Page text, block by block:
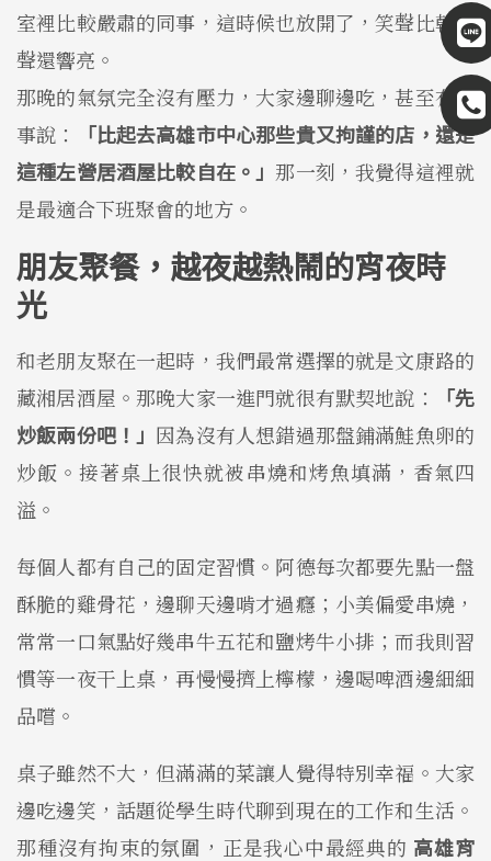
室裡比較嚴肅的同事，這時候也放開了，笑聲比乾杯
聲還響亮。
那晚的氣氛完全沒有壓力，大家邊聊邊吃，甚至有同
事說：
「比起去高雄市中心那些貴又拘謹的店，還是
這種左營居酒屋比較自在。」 那一刻，我覺得這裡就
是最適合下班聚會的地方。
朋友聚餐，越夜越熱鬧的宵夜時
光
和老朋友聚在一起時，我們最常選擇的就是文康路的
藏湘居酒屋。那晚大家一進門就很有默契地說：
「先
炒飯兩份吧！」 因為沒有人想錯過那盤鋪滿鮭魚卵的
炒飯。接著桌上很快就被串燒和烤魚填滿，香氣四
溢。
每個人都有自己的固定習慣。阿德每次都要先點一盤
酥脆的雞骨花，邊聊天邊啃才過癮；小美偏愛串燒，
常常一口氣點好幾串牛五花和鹽烤牛小排；而我則習
慣等一夜干上桌，再慢慢擠上檸檬，邊喝啤酒邊細細
品嚐。
桌子雖然不大，但滿滿的菜讓人覺得特別幸福。大家
邊吃邊笑，話題從學生時代聊到現在的工作和生活。
那種沒有拘束的氛圍，正是我心中最經典的 高雄宵